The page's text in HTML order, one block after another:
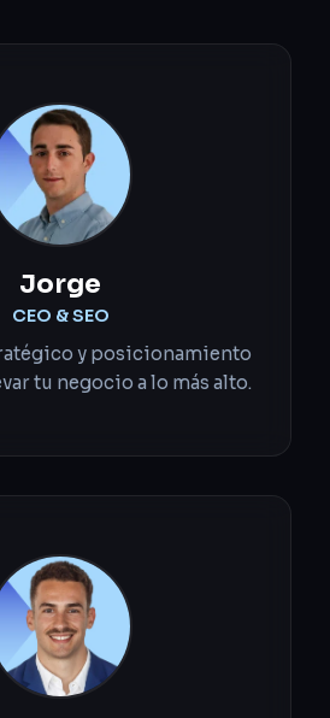
Jorge
CEO & SEO
y posicionamiento
tu negocio a lo más alto.